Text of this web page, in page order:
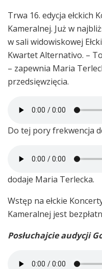
Trwa 16. edycja ełckich
Kameralnej. Już w
w sali widowiskowej
Kwartet Alternativo. –
– zapewnia Maria
przedsięwzięcia.
Do tej pory frekwencja
dodaje Maria Terlecka.
Wstęp na ełckie
Kameralnej jest
Posłuchajcie audycji